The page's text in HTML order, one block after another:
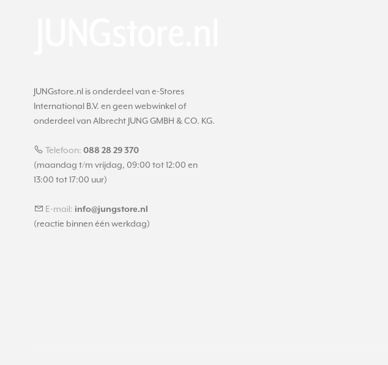
JUNGstore.nl is onderdeel van e-Stores
International B.V. en geen webwinkel of
onderdeel van Albrecht JUNG GMBH & CO. KG.
Telefoon: 088 28 29 370
(maandag t/m vrijdag, 09:00 tot 12:00 en
13:00 tot 17:00 uur)
E-mail: info@jungstore.nl
(reactie binnen één werkdag)